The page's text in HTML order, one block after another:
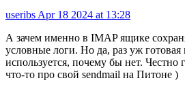
useribs Apr 18 2024 at 13:28
А зачем именно в IMAP ящике
условные логи. Но да, раз уж готовая
используется, почему бы нет. Честно
что-то про свой sendmail на Питоне )